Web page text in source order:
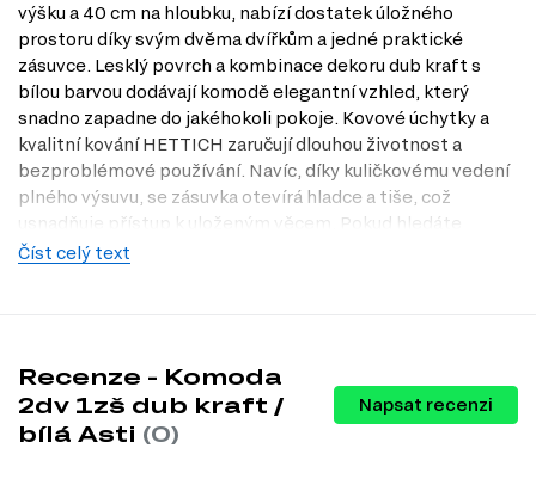
výšku a 40 cm na hloubku, nabízí dostatek úložného
prostoru díky svým dvěma dvířkům a jedné praktické
zásuvce. Lesklý povrch a kombinace dekoru dub kraft s
bílou barvou dodávají komodě elegantní vzhled, který
snadno zapadne do jakéhokoli pokoje. Kovové úchytky a
kvalitní kování HETTICH zaručují dlouhou životnost a
bezproblémové používání. Navíc, díky kuličkovému vedení
plného výsuvu, se zásuvka otevírá hladce a tiše, což
usnadňuje přístup k uloženým věcem. Pokud hledáte
kombinaci moderního designu a praktických vlastností, je
Dostupné modifikace produktu
Tento produkt nemá žádné dostupné modifikace.
Číst celý text
Recenze - Komoda
2dv 1zš dub kraft /
bílá Asti (0)
Napsat recenzi